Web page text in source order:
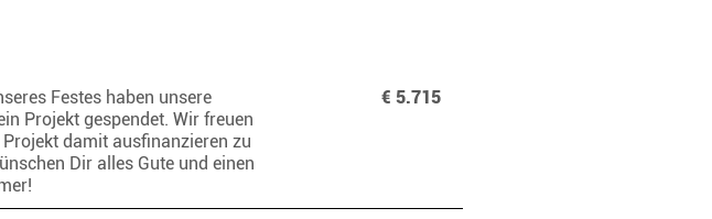
€ 5.715
Festes haben unsere
Projekt gespendet. Wir freuen
Projekt damit ausfinanzieren zu
Dir alles Gute und einen